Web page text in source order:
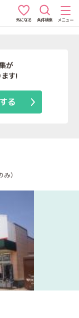
気になる 条件検索 メニュー
が
す!
る
）